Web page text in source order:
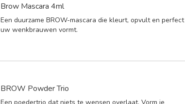
Brow Mascara 4ml
Een duurzame BROW-mascara die kleurt, opvult en perfect
uw wenkbrauwen vormt.
BROW Powder Trio
Een poedertrio dat niets te wensen overlaat. Vorm je